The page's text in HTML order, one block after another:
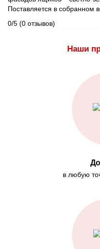
Поставляется в собранном
0/5 (0 отзывов)
Наши
в любую